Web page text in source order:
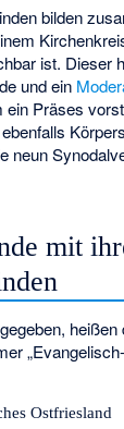
bilden
ist. Dieser
und ein
ein Präses
neun
mit
heißen
Ostfriesland